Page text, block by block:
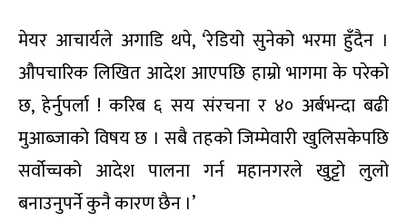
मेयर आचार्यले अगाडि थपे, ‘रेडियो सुनेको भरमा हुँदैन ।
औपचारिक लिखित आदेश आएपछि हाम्रो भागमा के परेको
छ, हेर्नुपर्ला ! करिब ६ सय संरचना र ४० अर्बभन्दा बढी
मुआब्जाको विषय छ । सबै तहको जिम्मेवारी खुलिसकेपछि
सर्वोच्चको आदेश पालना गर्न महानगरले खुट्टो लुलो
बनाउनुपर्ने कुनै कारण छैन ।’